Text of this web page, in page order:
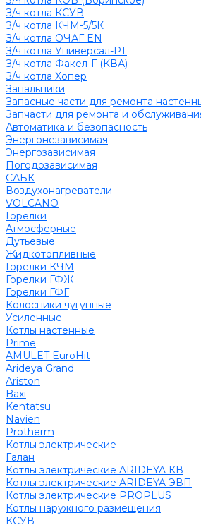
З/ч котла КСУВ
З/ч котла КЧМ-5/5К
З/ч котла ОЧАГ EN
З/ч котла Универсал-РТ
З/ч котла Факел-Г (КВА)
З/ч котла Хопер
Запальники
Запасные части для ремонта
Запчасти для ремонта и
Автоматика и безопасность
Энергонезависимая
Энергозависимая
Погодозависимая
САБК
Воздухонагреватели
VOLCANO
Горелки
Атмосферные
Дутьевые
Жидкотопливные
Горелки КЧМ
Горелки ГФЖ
Горелки ГФГ
Колосники чугунные
Усиленные
Котлы настенные
Prime
AMULET EuroHit
Arideya Grand
Ariston
Baxi
Kentatsu
Navien
Protherm
Котлы электрические
Галан
Котлы электрические ARIDEYA КВ
Котлы электрические ARIDEYA ЭВП
Котлы электрические PROPLUS
Котлы наружного размещения
КСУВ